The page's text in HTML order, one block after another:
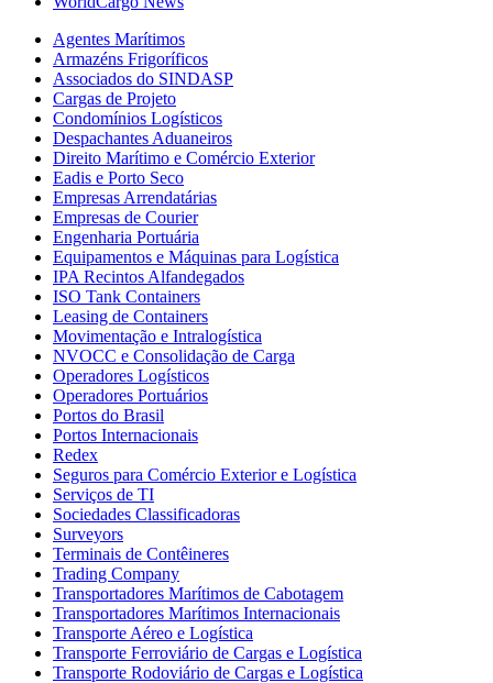
Agentes Marítimos
Armazéns Frigoríficos
Associados do SINDASP
Cargas de Projeto
Condomínios Logísticos
Despachantes Aduaneiros
Direito Marítimo e Comércio Exterior
Eadis e Porto Seco
Empresas Arrendatárias
Empresas de Courier
Engenharia Portuária
Equipamentos e Máquinas para Logística
IPA Recintos Alfandegados
ISO Tank Containers
Leasing de Containers
Movimentação e Intralogística
NVOCC e Consolidação de Carga
Operadores Logísticos
Operadores Portuários
Portos do Brasil
Portos Internacionais
Redex
Seguros para Comércio Exterior e Logística
Serviços de TI
Sociedades Classificadoras
Surveyors
Terminais de Contêineres
Trading Company
Transportadores Marítimos de Cabotagem
Transportadores Marítimos Internacionais
Transporte Aéreo e Logística
Transporte Ferroviário de Cargas e Logística
Transporte Rodoviário de Cargas e Logística